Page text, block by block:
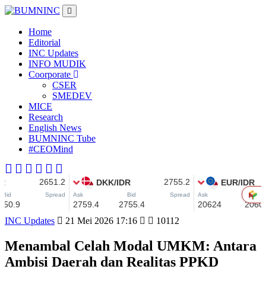
Home
Editorial
INC Updates
INFO MUDIK
Coorporate
CSER
SMEDEV
MICE
Research
English News
BUMNINC Tube
#CEOMind
INC Updates 21 Mei 2026 17:16 10112
Menambal Celah Modal UMKM: Antara
Ambisi Daerah dan Realitas PPKD